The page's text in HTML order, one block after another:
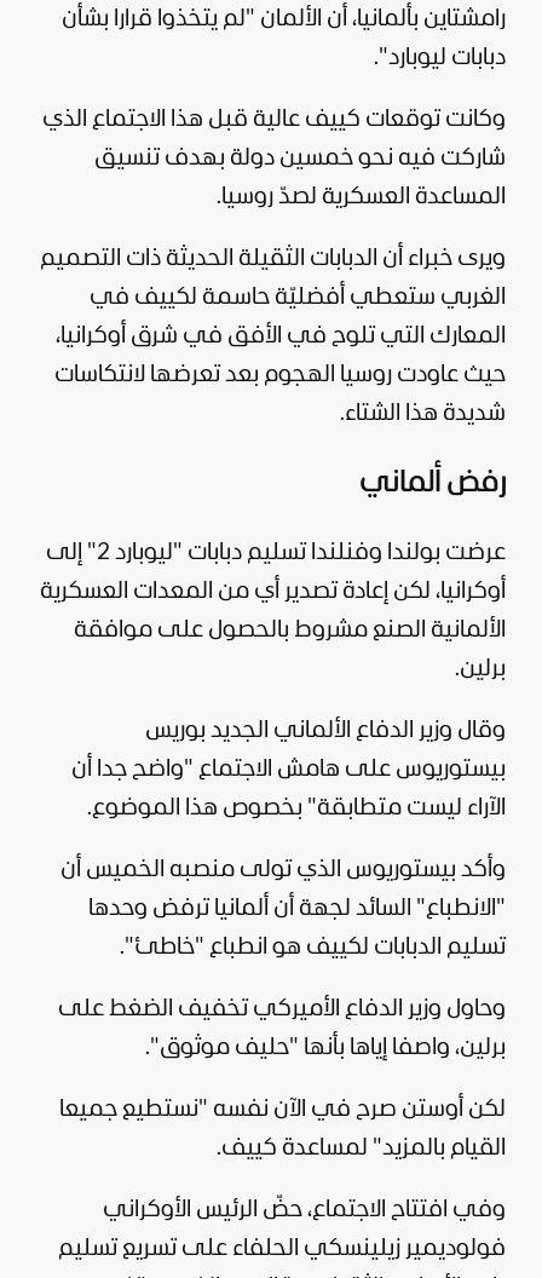
رامشتاين بألمانيا، أن الألمان "لم يتخذوا قرارا بشأن
دبابات ليوبارد".
وكانت توقعات كييف عالية قبل هذا الاجتماع الذي
شاركت فيه نحو خمسين دولة بهدف تنسيق
المساعدة العسكرية لصدّ روسيا.
ويرى خبراء أن الدبابات الثقيلة الحديثة ذات التصميم
الغربي ستعطي أفضليّة حاسمة لكييف في
المعارك التي تلوح في الأفق في شرق أوكرانيا،
حيث عاودت روسيا الهجوم بعد تعرضها لانتكاسات
شديدة هذا الشتاء.
رفض ألماني
عرضت بولندا وفنلندا تسليم دبابات "ليوبارد 2" إلى
أوكرانيا، لكن إعادة تصدير أي من المعدات العسكرية
الألمانية الصنع مشروط بالحصول على موافقة
برلين.
وقال وزير الدفاع الألماني الجديد بوريس
بيستوريوس على هامش الاجتماع "واضح جدا أن
الآراء ليست متطابقة" بخصوص هذا الموضوع.
وأكد بيستوريوس الذي تولى منصبه الخميس أن
"الانطباع" السائد لجهة أن ألمانيا ترفض وحدها
تسليم الدبابات لكييف هو انطباع "خاطئ".
وحاول وزير الدفاع الأميركي تخفيف الضغط على
برلين، واصفا إياها بأنها "حليف موثوق".
لكن أوستن صرح في الآن نفسه "نستطيع جميعا
القيام بالمزيد" لمساعدة كييف.
وفي افتتاح الاجتماع، حضّ الرئيس الأوكراني
فولوديمير زيلينسكي الحلفاء على تسريع تسليم